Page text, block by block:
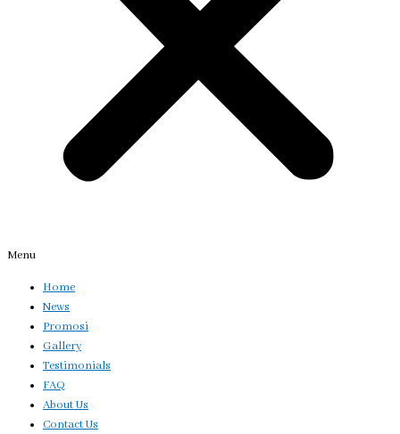
Menu
Home
News
Promosi
Gallery
Testimonials
FAQ
About Us
Contact Us